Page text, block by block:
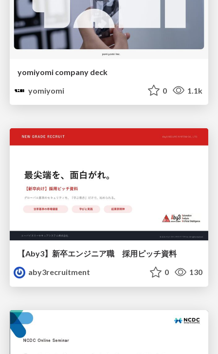
yomiyomi company deck
yomiyomi
0 1.1k
【Aby3】新卒エンジニア職 採用ピッチ資料
aby3recruitment
0 130